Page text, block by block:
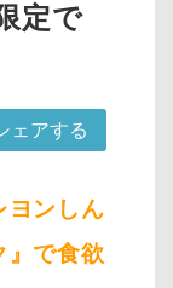
定で
ェアする
ヨンしん
』で食欲